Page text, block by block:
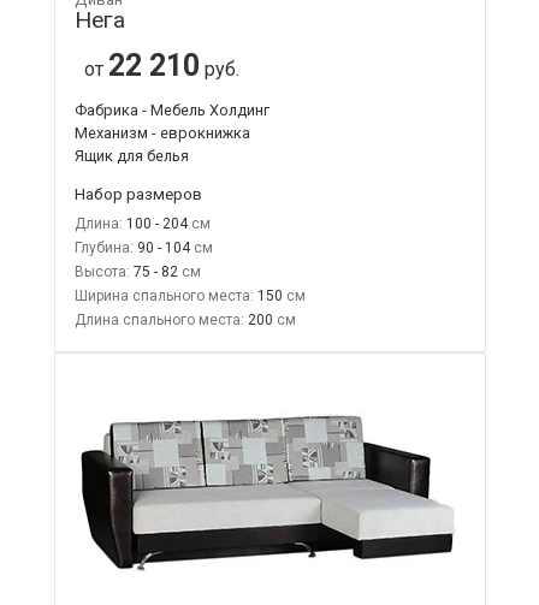
Нега
от 22 210 руб.
Фабрика - Мебель Холдинг
Механизм - еврокнижка
Ящик для белья
Набор размеров
Длина: 100 - 204
Глубина: 90 - 104
Высота: 75 - 82
Ширина спального места: 150
Длина спального места: 200